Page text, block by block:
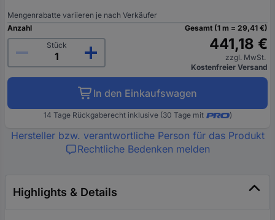
Mengenrabatte variieren je nach Verkäufer
Anzahl
Stück
Gesamt (1 m = 29,41 €)
441,18 €
zzgl. MwSt.
Kostenfreier Versand
In den Einkaufswagen
14 Tage Rückgaberecht inklusive (30 Tage mit )
Hersteller bzw. verantwortliche Person für das Produkt
Rechtliche Bedenken melden
Highlights & Details